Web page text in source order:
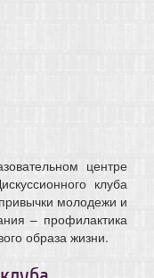
центре
клуба
молодежи и
– профилактика
образа жизни.